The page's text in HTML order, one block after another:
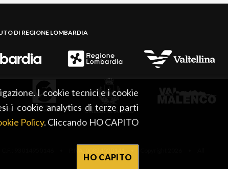
I cookie tecnici e i cookie
i cookie analytics di terze parti
Policy. Cliccando HO CAPITO
HO CAPITO
DI REGIONE LOMBARDIA